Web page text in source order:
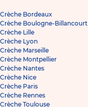
Crèche Bordeaux
Crèche Boulogne-Billancourt
Crèche Lille
Crèche Lyon
Crèche Marseille
Crèche Montpellier
Crèche Nantes
Crèche Nice
Crèche Paris
Crèche Rennes
Crèche Toulouse